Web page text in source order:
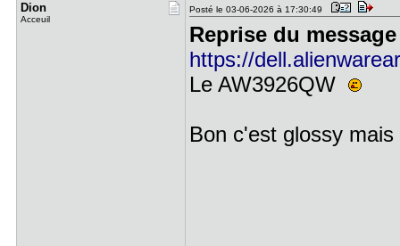
Dion
Acceuil
Posté le 03-06-2026 à 17:30:49
Reprise du
https://
Le AW3926QW
Bon c'est glossy